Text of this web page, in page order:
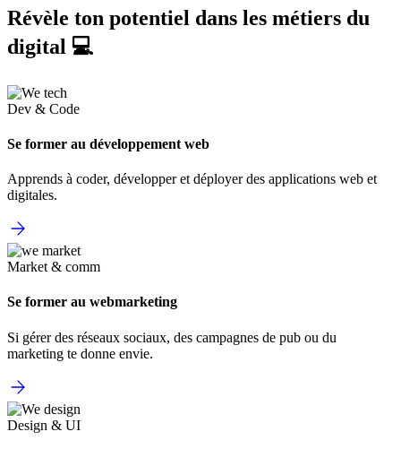
Révèle ton potentiel dans les métiers du
digital 💻
Dev & Code
Se former au développement web
Apprends à coder, développer et déployer des applications web et
digitales.
Market & comm
Se former au webmarketing
Si gérer des réseaux sociaux, des campagnes de pub ou du
marketing te donne envie.
Design & UI